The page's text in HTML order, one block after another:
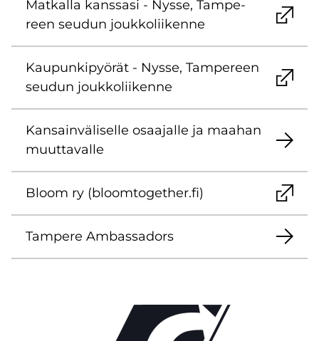
Mat­kal­la kans­sa­si - Nysse, Tam­pe­
reen seu­dun jouk­ko­lii­ken­ne
Kau­pun­ki­pyö­rät - Nysse, Tam­pe­reen
seu­dun jouk­ko­lii­ken­ne
Kan­sain­vä­li­sel­le osaa­jal­le ja maa­han
muut­ta­val­le
Bloom ry (bloom­to­get­her.fi)
Tam­pe­re Am­bas­sa­dors